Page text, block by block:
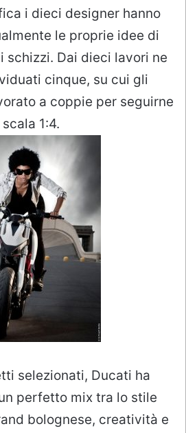
i dieci designer hanno
le proprie idee di
schizzi. Dai dieci lavori ne
cinque, su cui gli
a coppie per seguirne
1:4.
selezionati, Ducati ha
perfetto mix tra lo stile
bolognese, creatività e